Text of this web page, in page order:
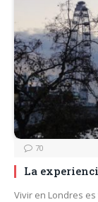
70
La
Vivir en Londres